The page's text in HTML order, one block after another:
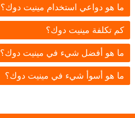
ما هو دواعي استخدام مينيت دوك؟
كم تكلفة مينيت دوك؟
ما هو أفضل شيء في مينيت دوك؟
ما هو أسوأ شيء في مينيت دوك؟